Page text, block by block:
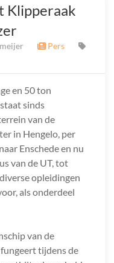
Klipperaak
Pers
en 50 ton
sinds
van de
in Hengelo, per
Enschede en nu
van de UT, tot
opleidingen
als onderdeel
van de
tijdens de